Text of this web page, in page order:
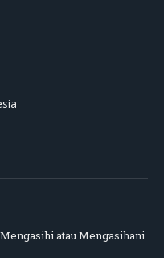
atau Mengasihani